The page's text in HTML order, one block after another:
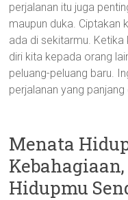
perjalanan itu juga
maupun duka. Ciptakan
ada di sekitarmu.
diri kita kepada orang
peluang-peluang baru.
perjalanan yang
Menata
Hidupmu